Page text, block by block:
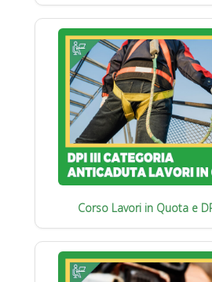
Corso Lavori in Quota e